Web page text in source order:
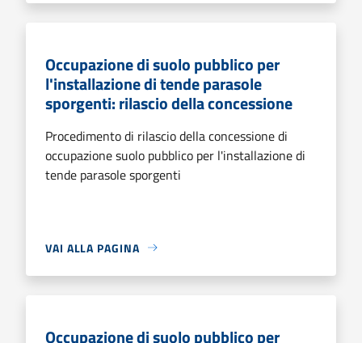
Occupazione di suolo pubblico per
l'installazione di tende parasole
sporgenti: rilascio della concessione
Procedimento di rilascio della concessione di
occupazione suolo pubblico per l'installazione di
tende parasole sporgenti
VAI ALLA PAGINA
Occupazione di suolo pubblico per